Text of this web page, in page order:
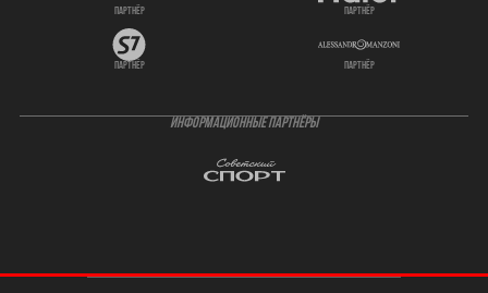
партнёр партнёр
партнёр партнёр
ИНФОРМАЦИОННЫЕ ПАРТНЁРЫ